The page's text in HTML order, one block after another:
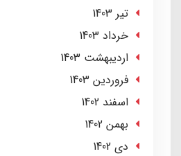
تير 1403
خرداد 1403
ارديبهشت 1403
فروردین 1403
اسفند 1402
بهمن 1402
دی 1402